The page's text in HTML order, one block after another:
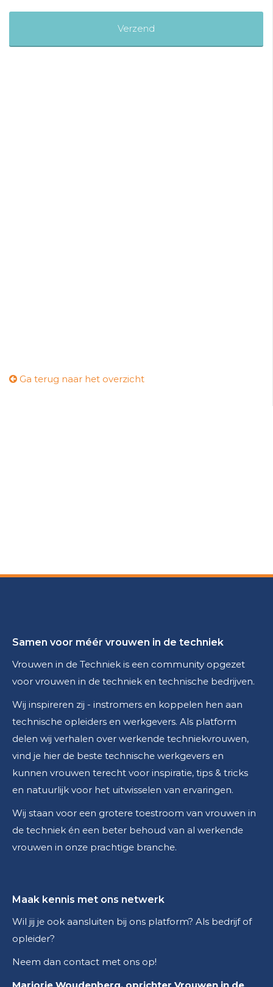
Ga terug naar het overzicht
Samen voor méér vrouwen in de techniek
Vrouwen in de Techniek is een community opgezet
voor vrouwen in de techniek en technische bedrijven.
Wij inspireren zij - instromers en koppelen hen aan
technische opleiders en werkgevers. Als platform
delen wij verhalen over werkende techniekvrouwen,
vind je hier de beste technische werkgevers en
kunnen vrouwen terecht voor inspiratie, tips & tricks
en natuurlijk voor het uitwisselen van ervaringen.
Wij staan voor een grotere toestroom van vrouwen in
de techniek én een beter behoud van al werkende
vrouwen in onze prachtige branche.
Maak kennis met ons netwerk
Wil jij je ook aansluiten bij ons platform? Als bedrijf of
opleider?
Neem dan contact met ons op!